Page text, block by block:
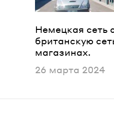
Немецкая сеть
британскую
магазинах.
Опубликовано
26 марта 2024